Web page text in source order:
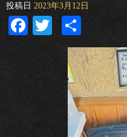
投稿日 2023年3月12日
Facebook
Twitter
有